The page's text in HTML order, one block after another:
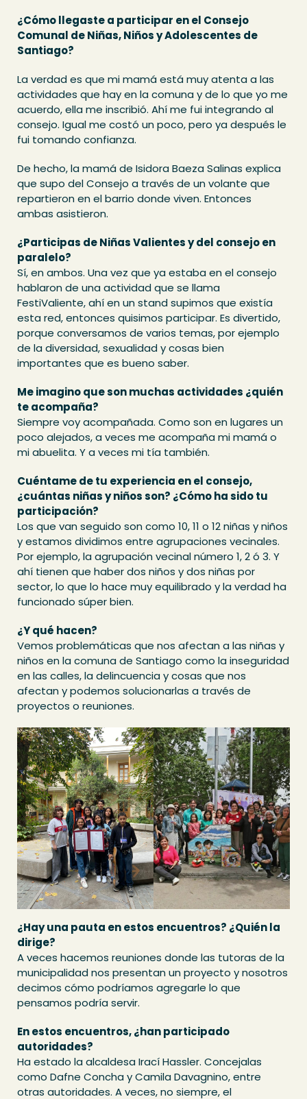
¿Cómo llegaste a participar en el Consejo
Comunal de Niñas, Niños y Adolescentes de
Santiago?
La verdad es que mi mamá está muy atenta a las
actividades que hay en la comuna y de lo que yo me
acuerdo, ella me inscribió. Ahí me fui integrando al
consejo. Igual me costó un poco, pero ya después le
fui tomando confianza.
De hecho, la mamá de Isidora Baeza Salinas explica
que supo del Consejo a través de un volante que
repartieron en el barrio donde viven. Entonces
ambas asistieron.
¿Participas de Niñas Valientes y del consejo en
paralelo?
Sí, en ambos. Una vez que ya estaba en el consejo
hablaron de una actividad que se llama
FestiValiente, ahí en un stand supimos que existía
esta red, entonces quisimos participar. Es divertido,
porque conversamos de varios temas, por ejemplo
de la diversidad, sexualidad y cosas bien
importantes que es bueno saber.
Me imagino que son muchas actividades ¿quién
te acompaña?
Siempre voy acompañada. Como son en lugares un
poco alejados, a veces me acompaña mi mamá o
mi abuelita. Y a veces mi tía también.
Cuéntame de tu experiencia en el consejo,
¿cuántas niñas y niños son? ¿Cómo ha sido tu
participación?
Los que van seguido son como 10, 11 o 12 niñas y niños
y estamos dividimos entre agrupaciones vecinales.
Por ejemplo, la agrupación vecinal número 1, 2 ó 3. Y
ahí tienen que haber dos niños y dos niñas por
sector, lo que lo hace muy equilibrado y la verdad ha
funcionado súper bien.
¿Y qué hacen?
Vemos problemáticas que nos afectan a las niñas y
niños en la comuna de Santiago como la inseguridad
en las calles, la delincuencia y cosas que nos
afectan y podemos solucionarlas a través de
proyectos o reuniones.
¿Hay una pauta en estos encuentros? ¿Quién la
dirige?
A veces hacemos reuniones donde las tutoras de la
municipalidad nos presentan un proyecto y nosotros
decimos cómo podríamos agregarle lo que
pensamos podría servir.
En estos encuentros, ¿han participado
autoridades?
Ha estado la alcaldesa Irací Hassler. Concejalas
como Dafne Concha y Camila Davagnino, entre
otras autoridades. A veces, no siempre, el